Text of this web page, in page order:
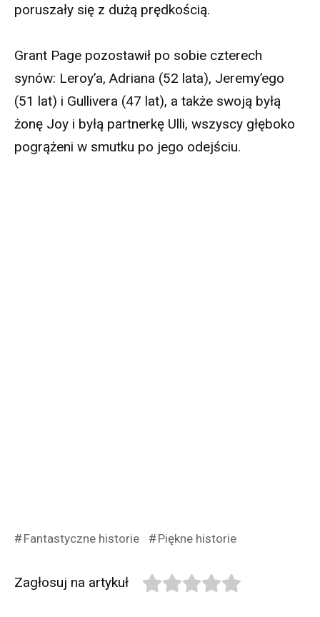
poruszały się z dużą prędkością.
Grant Page pozostawił po sobie czterech
synów: Leroy’a, Adriana (52 lata), Jeremy’ego
(51 lat) i Gullivera (47 lat), a także swoją byłą
żonę Joy i byłą partnerkę Ulli, wszyscy głęboko
pogrążeni w smutku po jego odejściu.
Fantastyczne historie Piękne historie
Zagłosuj na artykuł